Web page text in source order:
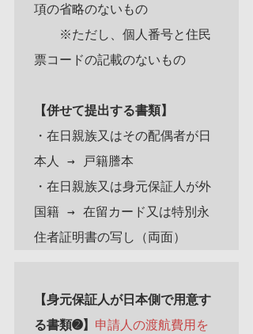
項の省略のないもの
※ただし、個人番号と住民
票コードの記載のないもの
【併せて提出する書類】
・在日親族又はその配偶者が日
本人 → 戸籍謄本
・在日親族又は身元保証人が外
国籍 → 在留カード又は特別永
【身元保証人が日本側で用意す
る書類➋】 申請人の渡航費用を